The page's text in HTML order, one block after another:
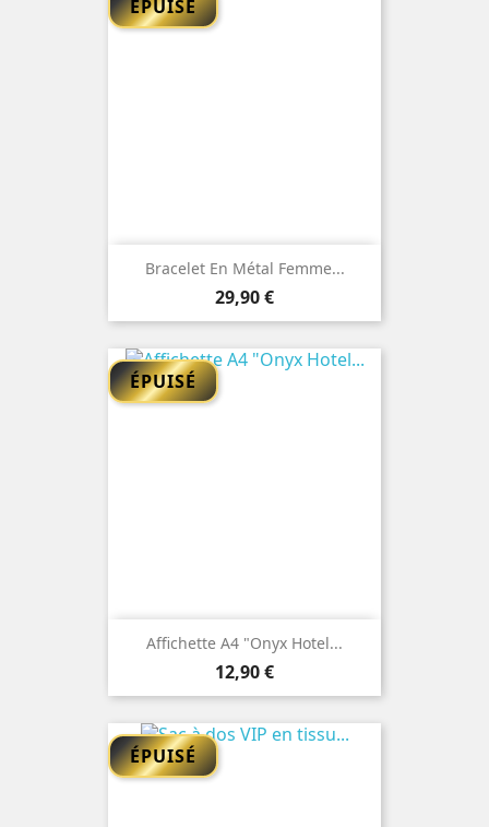
Bracelet En Métal Femme...
Prix
29,90 €
ÉPUISÉ
Affichette A4 "Onyx Hotel...
Prix
12,90 €
ÉPUISÉ
ÉPUISÉ